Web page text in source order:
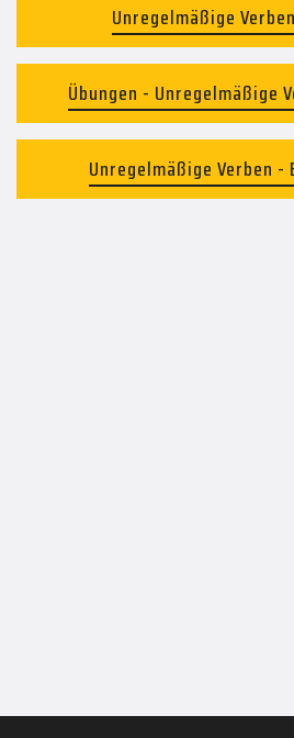
Unregelmäßige
Übungen - Unregelmäßige
Unregelmäßige Verben -